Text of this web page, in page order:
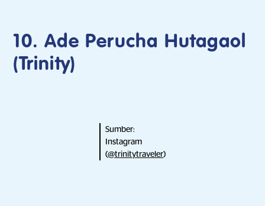
10. Ade Perucha Hutagaol
(Trinity)
Sumber:
Instagram
(@trinitytraveler)